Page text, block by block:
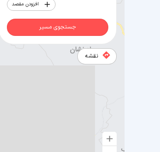
افزودن مقصد
جستجوی مسیر
نقشه